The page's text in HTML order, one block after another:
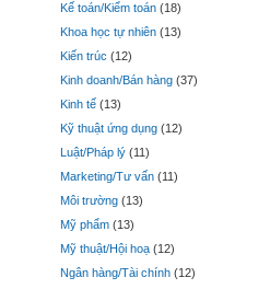
Kế toán/Kiểm toán (18)
Khoa học tự nhiên (13)
Kiến trúc (12)
Kinh doanh/Bán hàng (37)
Kinh tế (13)
Kỹ thuật ứng dụng (12)
Luật/Pháp lý (11)
Marketing/Tư vấn (11)
Môi trường (13)
Mỹ phẩm (13)
Mỹ thuật/Hội hoạ (12)
Ngân hàng/Tài chính (12)